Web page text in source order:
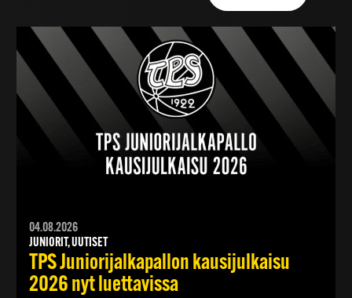
04.08.2026
JUNIORIT, UUTISET
TPS Juniorijalkapallon kausijulkaisu
2026 nyt luettavissa